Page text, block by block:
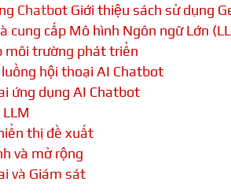
Chatbot Giới thiệu sách sử dụng
cung cấp Mô hình Ngôn ngữ Lớn
môi trường phát triển
hội thoại AI Chatbot
ứng dụng AI Chatbot
thị đề xuất
và mở rộng
và Giám sát